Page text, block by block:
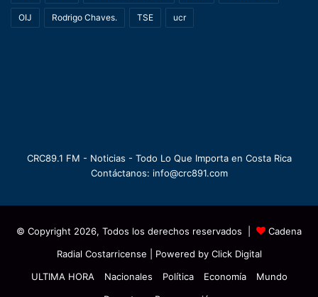
OIJ Rodrigo Chaves. TSE ucr
CRC89.1 FM - Noticias - Todo Lo Que Importa en Costa Rica
Contáctanos: info@crc891.com
© Copyright 2026, Todos los derechos reservados |
Cadena
Radial Costarricense | Powered by Click Digital
ULTIMA HORA
Nacionales Política Economía
Mundo